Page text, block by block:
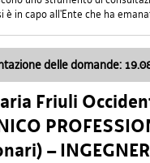
è in capo all'Ente che ha
delle domande:
Friuli
–